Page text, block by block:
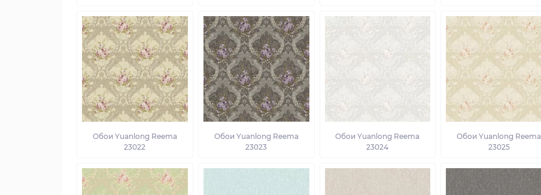
Обои Yuanlong Reema
23022
Обои Yuanlong Reema
23023
Обои Yuanlong Reema
23024
Обои Yuanlong Reema
23025